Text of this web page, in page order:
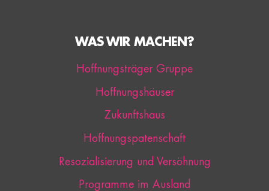
WAS WIR MACHEN?
Hoffnungsträger Gruppe
Hoffnungshäuser
Zukunftshaus
Hoffnungspatenschaft
Resozialisierung und Versöhnung
Programme im Ausland